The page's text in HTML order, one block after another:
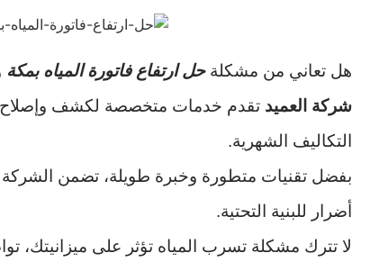
هل تعاني من مشكلةحل ارتفاع فاتورة المياه بمكة
شركة العميد تقدم خدمات متخصصة لكشف وإصلاح
التكاليف الشهرية.
بفضل تقنيات متطورة وخبرة طويلة، تضمن
أضرار للبنية التحتية.
لا تترك مشكلة تسرب المياه تؤثر على ميزانيتك،